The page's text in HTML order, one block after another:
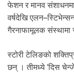
फेशन र मानव
वर्षदेखि
गैरनाफामूलक
स्टोरी टेलिङको
छन् । तीमध्ये ‘दिस